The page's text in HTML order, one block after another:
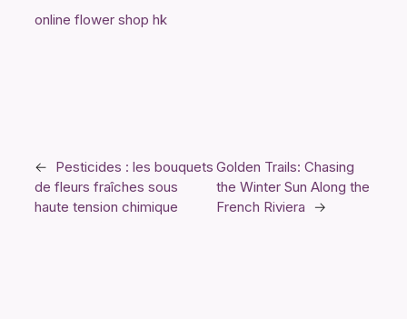
online flower shop hk
← Pesticides : les bouquets
de fleurs fraîches sous
haute tension chimique
Golden Trails: Chasing
the Winter Sun Along the
French Riviera
→